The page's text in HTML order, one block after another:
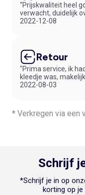
“Prijskwaliteit heel
verwacht, duidelijk
2022-12-08
Retour
"Prima service, ik
kleedje was,
2022-08-03
* Verkregen via een
Schrijf
*Schrijf je in op
korting op je